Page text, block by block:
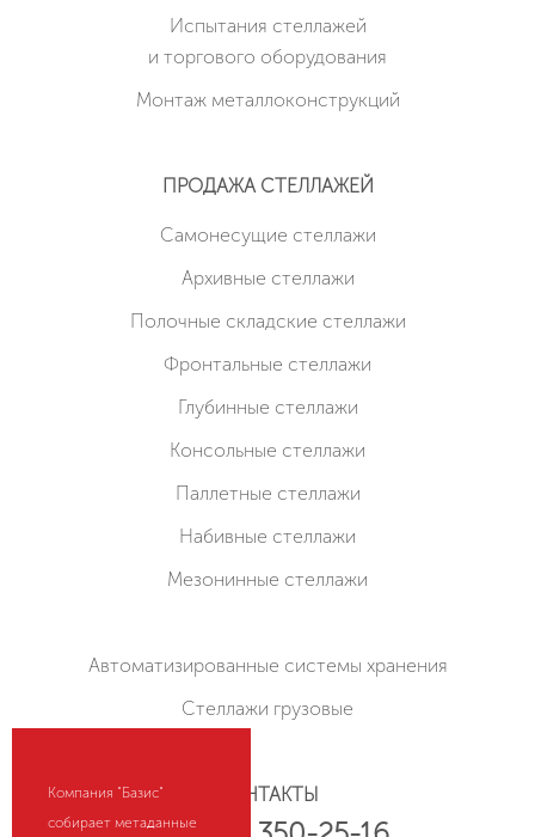
Испытания стеллажей
и торгового оборудования
Монтаж металлоконструкций
ПРОДАЖА СТЕЛЛАЖЕЙ
Cамонесущие стеллажи
Архивные стеллажи
Полочные складские стеллажи
Фронтальные стеллажи
Глубинные стеллажи
Консольные стеллажи
Паллетные стеллажи
Набивные стеллажи
Мезонинные стеллажи
Автоматизированные системы хранения
Стеллажи грузовые
КОНТАКТЫ
Компания "Базис"
собирает метаданные